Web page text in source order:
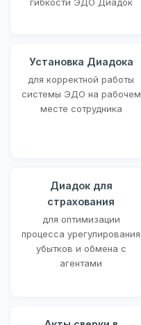
Установка Диадока
для корректной работы
системы ЭДО на рабочем
месте сотрудника
Диадок для
страхования
для оптимизации
процесса урегулирования
убытков и обмена с
агентами